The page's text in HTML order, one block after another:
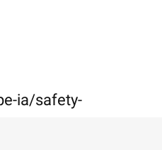
ia/safety-